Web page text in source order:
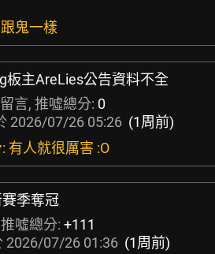
跟鬼一樣
板主AreLies公告資料不全
留言, 推噓總分: 0
2026/07/26 05:26 (1周前)
: 有人就很厲害 :O
季奪冠
噓總分: +111
2026/07/26 01:36 (1周前)